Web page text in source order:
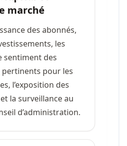
marché
des abonnés,
les
sentiment des
pertinents pour les
l’exposition des
la surveillance au
d’administration.